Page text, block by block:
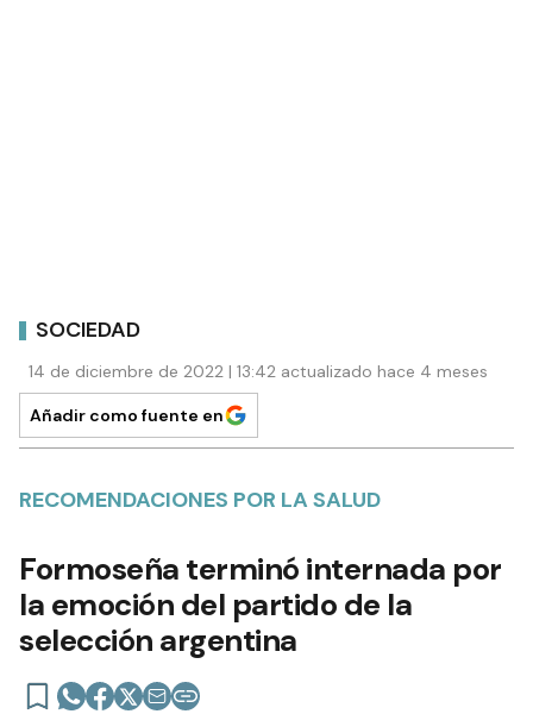
SOCIEDAD
14 de diciembre de 2022 | 13:42 actualizado hace 4 meses
Añadir como fuente en
RECOMENDACIONES POR LA SALUD
Formoseña terminó internada por
la emoción del partido de la
selección argentina